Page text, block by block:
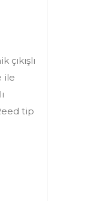
ile
tip